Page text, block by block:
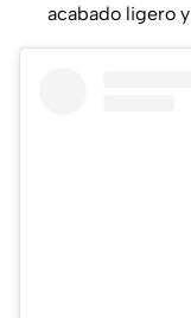
acabado ligero